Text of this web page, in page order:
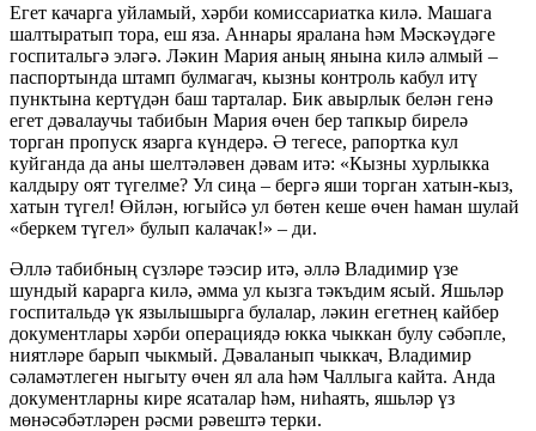
Егет качарга уйламый, хәрби комиссариатка килә. Машага
шалтыратып тора, еш яза. Аннары яралана һәм Мәскәүдәге
госпитальгә эләгә. Ләкин Мария аның янына килә алмый –
паспортында штамп булмагач, кызны контроль кабул итү
пунктына кертүдән баш тарталар. Бик авырлык белән генә
егет дәвалаучы табибын Мария өчен бер тапкыр бирелә
торган пропуск язарга күндерә. Ә тегесе, рапортка кул
куйганда да аны шелтәләвен дәвам итә: «Кызны хурлыкка
калдыру оят түгелме? Ул сиңа – бергә яши торган хатын-кыз,
хатын түгел! Өйлән, югыйсә ул бөтен кеше өчен һаман шулай
«беркем түгел» булып калачак!» – ди.
Әллә табибның сүзләре тәэсир итә, әллә Владимир үзе
шундый карарга килә, әмма ул кызга тәкъдим ясый. Яшьләр
госпитальдә үк язылышырга булалар, ләкин егетнең кайбер
документлары хәрби операциядә юкка чыккан булу сәбәпле,
ниятләре барып чыкмый. Дәваланып чыккач, Владимир
сәламәтлеген ныгыту өчен ял ала һәм Чаллыга кайта. Анда
документларны кире ясаталар һәм, ниһаять, яшьләр үз
мөнәсәбәтләрен рәсми рәвештә терки.